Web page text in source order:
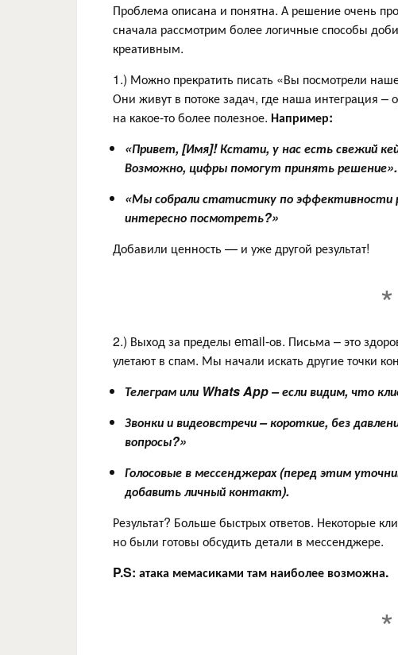
Проблема описана и понятна. А решение очень
сначала рассмотрим более логичные способы
креативным.
1.) Можно прекратить писать «Вы посмотрели
Они живут в потоке задач, где наша интеграция
на какое-то более полезное. Например:
«Привет, [Имя]! Кстати, у нас есть свежий
Возможно, цифры помогут принять решение».
«Мы собрали статистику по эффективности
интересно посмотреть?»
Добавили ценность — и уже другой результат!
2.) Выход за пределы email-ов. Письма – это
улетают в спам. Мы начали искать другие точки
Телеграм или Whats App – если видим, что
Звонки и видеовстречи – короткие, без
вопросы?»
Голосовые в мессенджерах (перед этим
добавить личный контакт).
Результат? Больше быстрых ответов. Некоторые
но были готовы обсудить детали в мессенджере.
P.S: атака мемасиками там наиболее возможна.